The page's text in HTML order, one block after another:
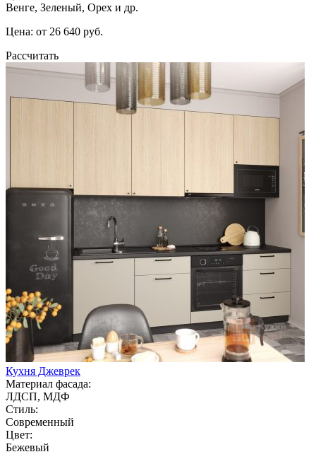
Венге, Зеленый, Орех и др.
Цена: от 26 640 руб.
Рассчитать
Кухня Джеврек
Материал фасада:
ЛДСП, МДФ
Стиль:
Современный
Цвет:
Бежевый